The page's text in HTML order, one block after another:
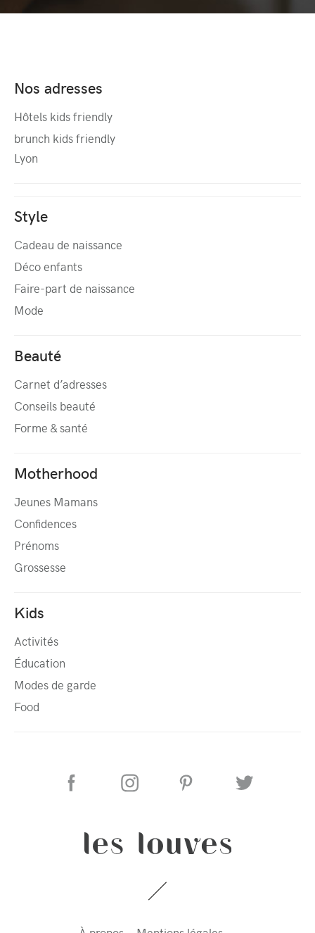
Nos adresses
Hôtels kids friendly
brunch kids friendly
Lyon
Style
Cadeau de naissance
Déco enfants
Faire-part de naissance
Mode
Beauté
Carnet d’adresses
Conseils beauté
Forme & santé
Motherhood
Jeunes Mamans
Confidences
Prénoms
Grossesse
Kids
Activités
Éducation
Modes de garde
Food